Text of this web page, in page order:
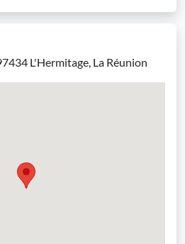
L'Hermitage, La Réunion